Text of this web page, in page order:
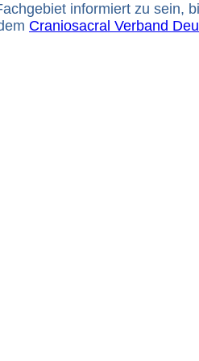
informiert zu sein,
Craniosacral Verband